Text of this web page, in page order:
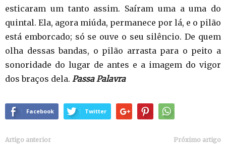
esticaram um tanto assim. Saíram uma a uma do
quintal. Ela, agora miúda, permanece por lá, e o pilão
está emborcado; só se ouve o seu silêncio. De quem
olha dessas bandas, o pilão arrasta para o peito a
sonoridade do lugar de antes e a imagem do vigor
dos braços dela. Passa Palavra
Facebook Twitter
Artigo anterior Próximo artigo